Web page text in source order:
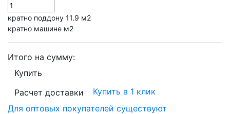
кратно поддону 11.9 м2
кратно машине м2
Итого на сумму:
Купить
Расчет доставки
Купить в 1 клик
Для оптовых покупателей существуют